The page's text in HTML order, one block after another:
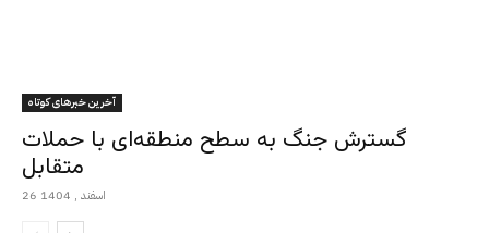
آخرین خبرهای کوتاه
گسترش جنگ به سطح منطقه‌ای با حملات
متقابل
26 اسفند , 1404